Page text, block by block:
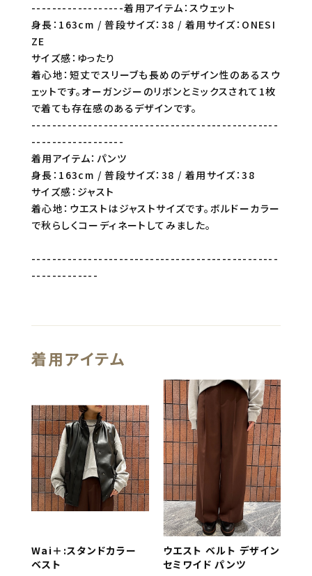
------------------着用アイテム：スウェット
身長：163cm / 普段サイズ：38 / 着用サイズ：ONESI
ZE
サイズ感：ゆったり
着心地：短丈でスリーブも長めのデザイン性のあるスウ
ェットです。オーガンジーのリボンとミックスされて1枚
で着ても存在感のあるデザインです。
------------------------------------------------
------------------
着用アイテム：パンツ
身長：163cm / 普段サイズ：38 / 着用サイズ：38
サイズ感：ジャスト
着心地：ウエストはジャストサイズです。ボルドーカラー
で秋らしくコーディネートしてみました。
------------------------------------------------
-------------
着用アイテム
Wai＋:スタンドカラー
ベスト
ウエスト ベルト デザイン
セミワイド パンツ